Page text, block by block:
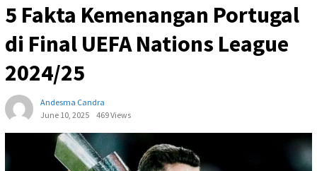
5 Fakta Kemenangan Portugal
di Final UEFA Nations League
2024/25
Andesma Candra
June 10, 2025
469 Views